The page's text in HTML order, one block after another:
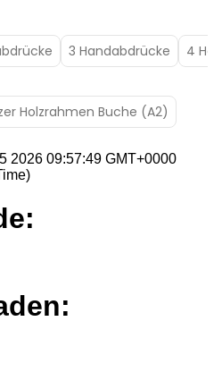
3 Handabdrücke 4
Holzrahmen Buche (A2)